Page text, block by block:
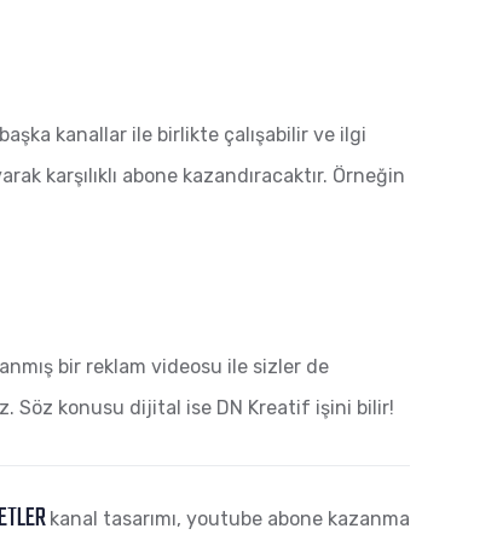
kanallar ile birlikte çalışabilir ve ilgi
karşılıklı abone kazandıracaktır. Örneğin
bir reklam videosu ile sizler de
Söz konusu dijital ise DN Kreatif işini bilir!
kanal tasarımı, youtube abone kazanma